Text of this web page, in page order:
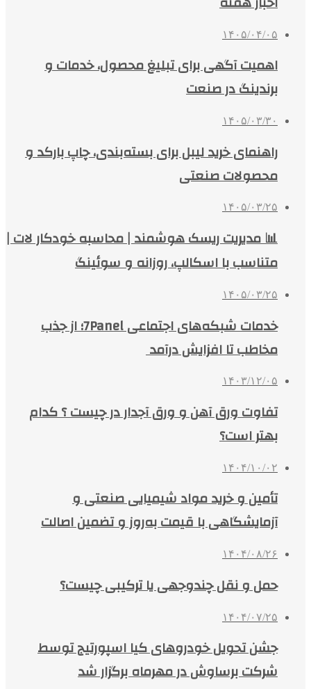
۱۴۰۵/۰۴/۰۵
اهمیت آگهی برای تبلیغ محصول، خدمات و
برندینگ در صنعت
۱۴۰۵/۰۳/۳۰
راهنمای خرید لیبل برای بسته‌بندی، چاپ بارکد و
محصولات صنعتی
۱۴۰۵/۰۳/۲۵
📊 مدیریت ریسک هوشمند | محاسبه خودکار لات |
متناسب با اسکالپ، روزانه و سوئینگ
۱۴۰۵/۰۳/۲۵
خدمات شبکه‌های اجتماعی 7Panel؛ از جذب
مخاطب تا افزایش درآمد
۱۴۰۳/۱۲/۰۵
تفاوت ورق آهن و ورق آجدار در چیست ؟ کدام
بهتر است؟
۱۴۰۴/۱۰/۰۲
تأمین و خرید مواد شیمیایی صنعتی و
آزمایشگاهی با قیمت به‌روز و تضمین اصالت
۱۴۰۴/۰۸/۲۶
حمل و نقل چندوجهی یا ترکیبی چیست؟
۱۴۰۴/۰۷/۲۵
جشن تحویل خودروهای کیا اسپورتیج توسط
شرکت برساوش در مهرماه برگزار شد